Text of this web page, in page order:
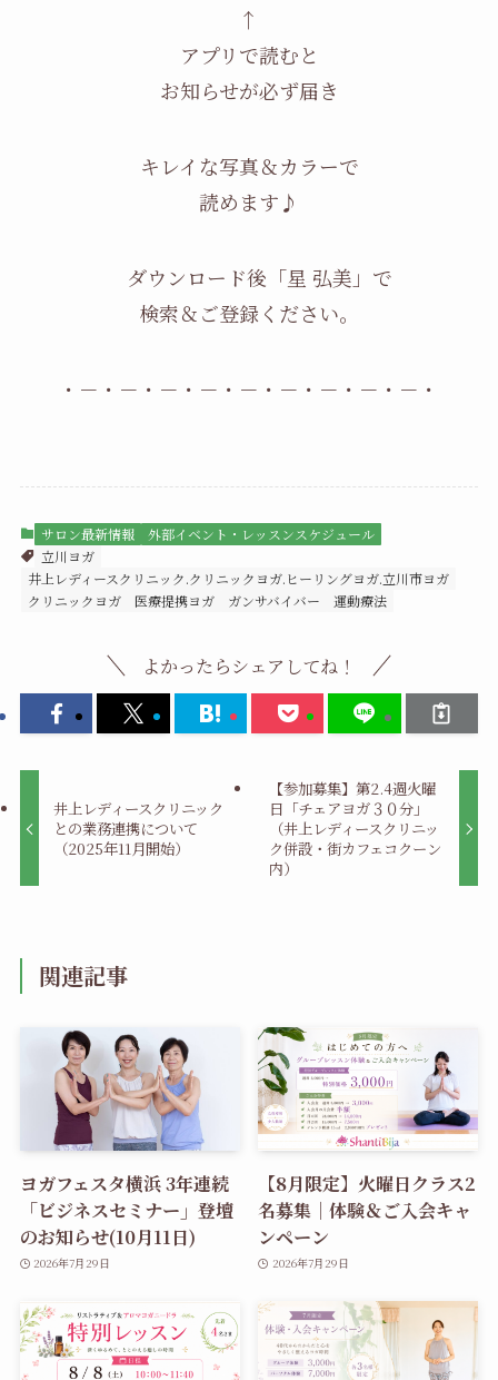
↑
アプリで読むと
お知らせが必ず届き
キレイな写真＆カラーで
読めます♪
ダウンロード後「星 弘美」で
検索＆ご登録ください。
・－・－・－・－・－・－・－・－・－・
サロン最新情報
外部イベント・レッスンスケジュール
立川ヨガ
井上レディースクリニック.クリニックヨガ.ヒーリングヨガ.立川市ヨガ
クリニックヨガ
医療提携ヨガ ガンサバイバー 運動療法
よかったらシェアしてね！
井上レディースクリニック
との業務連携について
（2025年11月開始）
【参加募集】第2.4週火曜
日「チェアヨガ３０分」
（井上レディースクリニッ
ク併設・街カフェコクーン
内）
関連記事
ヨガフェスタ横浜 3年連続
「ビジネスセミナー」登壇
のお知らせ(10月11日)
2026年7月29日
【8月限定】火曜日クラス2
名募集｜体験＆ご入会キャ
ンペーン
2026年7月29日